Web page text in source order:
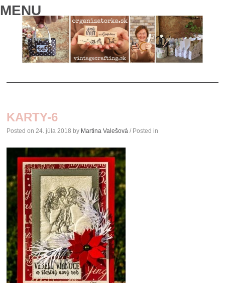
MENU
CONTENT
KARTY-6
Posted on 24. júla 2018 by Martina Valešová / Posted in